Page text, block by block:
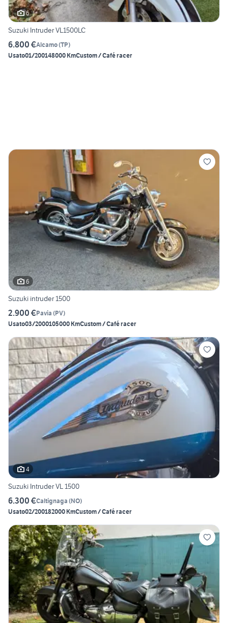
6
Suzuki Intruder VL1500LC
6.800 €Alcamo(TP)
Usato01/200148000 KmCustom / Café racer
6
Suzuki intruder 1500
2.900 €Pavia (PV)
Usato03/2000105000 KmCustom / Café racer
4
Suzuki Intruder VL 1500
6.300 €Caltignaga (NO)
Usato02/200182000 KmCustom / Café racer